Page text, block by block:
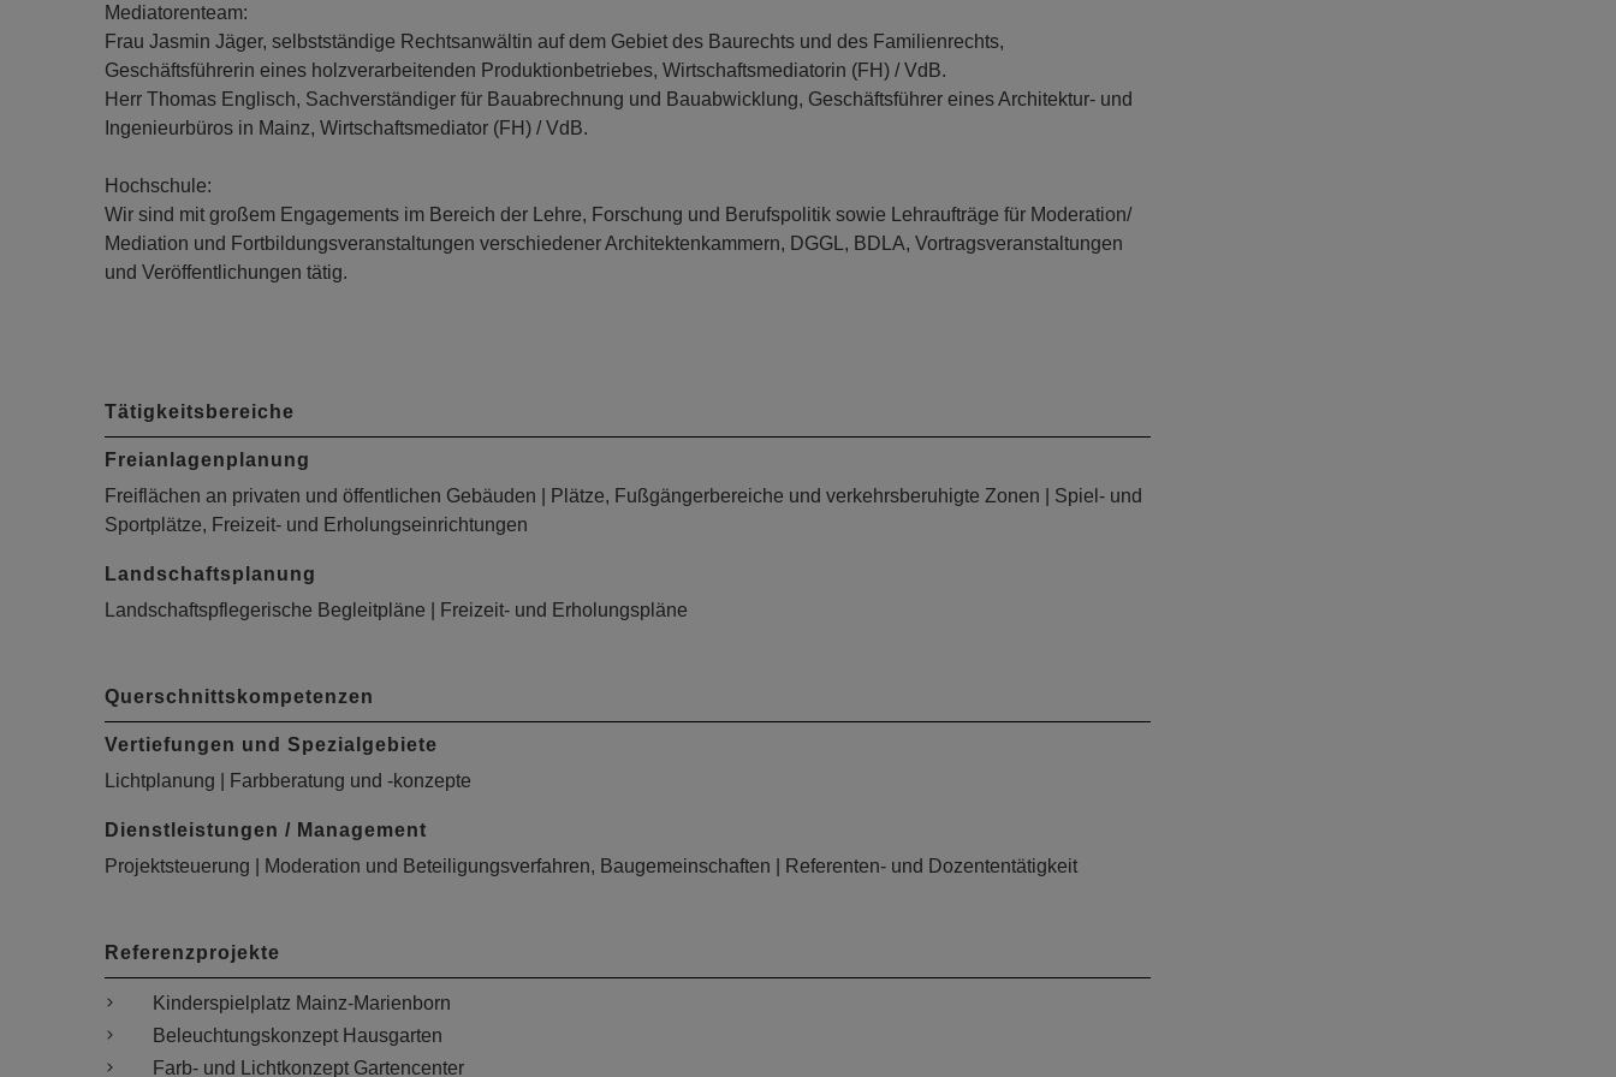
Mediatorenteam:
Frau Jasmin Jäger, selbstständige Rechtsanwältin auf dem Gebiet des Baurechts und des Familienrechts,
Geschäftsführerin eines holzverarbeitenden Produktionbetriebes, Wirtschaftsmediatorin (FH) / VdB.
Herr Thomas Englisch, Sachverständiger für Bauabrechnung und Bauabwicklung, Geschäftsführer eines Architektur- und
Ingenieurbüros in Mainz, Wirtschaftsmediator (FH) / VdB.
Hochschule:
Wir sind mit großem Engagements im Bereich der Lehre, Forschung und Berufspolitik sowie Lehraufträge für Moderation/
Mediation und Fortbildungsveranstaltungen verschiedener Architektenkammern, DGGL, BDLA, Vortragsveranstaltungen
und Veröffentlichungen tätig.
Tätigkeitsbereiche
Freianlagenplanung
Freiflächen an privaten und öffentlichen Gebäuden | Plätze, Fußgängerbereiche und verkehrsberuhigte Zonen | Spiel- und
Sportplätze, Freizeit- und Erholungseinrichtungen
Landschaftsplanung
Landschaftspflegerische Begleitpläne | Freizeit- und Erholungspläne
Querschnittskompetenzen
Vertiefungen und Spezialgebiete
Lichtplanung | Farbberatung und -konzepte
Dienstleistungen / Management
Projektsteuerung | Moderation und Beteiligungsverfahren, Baugemeinschaften | Referenten- und Dozententätigkeit
Referenzprojekte
Kinderspielplatz Mainz-Marienborn
Beleuchtungskonzept Hausgarten
Farb- und Lichtkonzept Gartencenter